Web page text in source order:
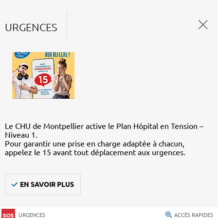
URGENCES
Le CHU de Montpellier active le Plan Hôpital en Tension –
Niveau 1.
Pour garantir une prise en charge adaptée à chacun,
appelez le 15 avant tout déplacement aux urgences.
EN SAVOIR PLUS
URGENCES ACCÈS RAPIDES